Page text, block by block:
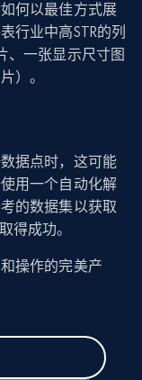
何以最佳方式展
行业中高STR的列
、一张显示尺寸图
）。
据点时，这可能
用一个自动化解
的数据集以获取
得成功。
操作的完美产